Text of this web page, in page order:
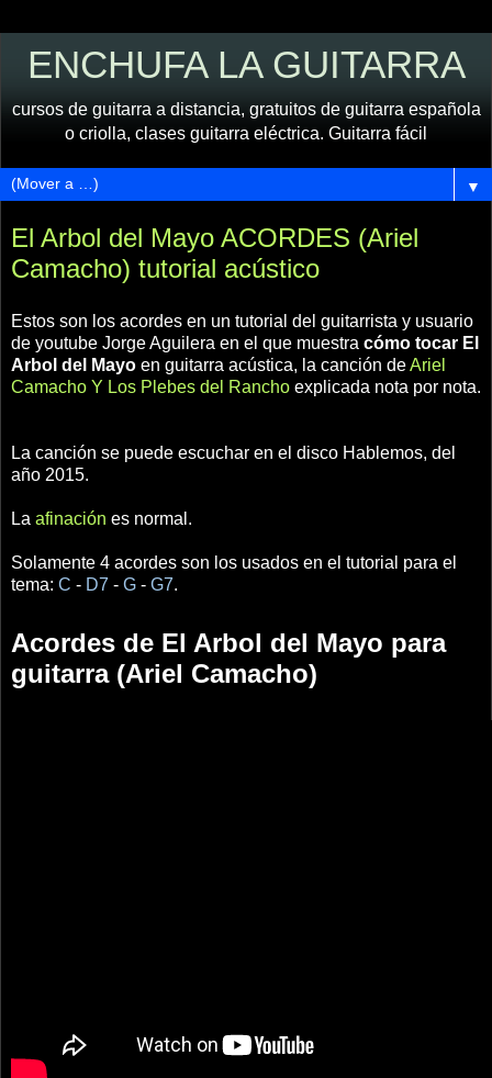
ENCHUFA LA GUITARRA
cursos de guitarra a distancia, gratuitos de guitarra española
o criolla, clases guitarra eléctrica. Guitarra fácil
▼
El Arbol del Mayo ACORDES (Ariel
Camacho) tutorial acústico
Estos son los acordes en un tutorial del guitarrista y usuario
de youtube Jorge Aguilera en el que muestra cómo tocar El
Arbol del Mayo en guitarra acústica, la canción deAriel
Camacho Y Los Plebes del Rancho explicada nota por nota.
La canción se puede escuchar en el disco Hablemos, del
año 2015.
La afinación es normal.
Solamente 4 acordes son los usados en el tutorial para el
tema: C - D7 - G - G7.
Acordes de El Arbol del Mayo para
guitarra (Ariel Camacho)